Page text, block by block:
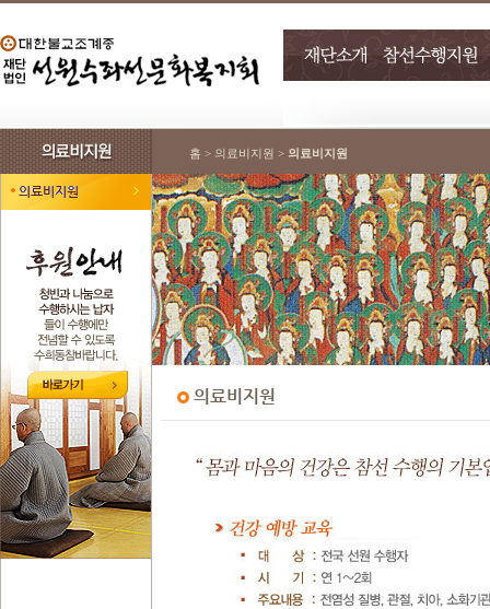
홈 > 의료비지원 > 의료비지원